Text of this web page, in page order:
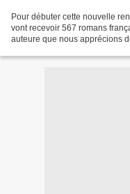
Pour débuter cette nouvelle
vont recevoir 567 romans
auteure que nous apprécions